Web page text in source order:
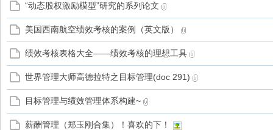
“动态股权激励模型”研究的系列论文
美国西南航空绩效考核的案例（英文版）
绩效考核表格大全——绩效考核的理想工具
世界管理大师高德拉特之目标管理(doc 291)
目标管理与绩效管理体系构建~
薪酬管理（郑玉刚合集）！喜欢的下！